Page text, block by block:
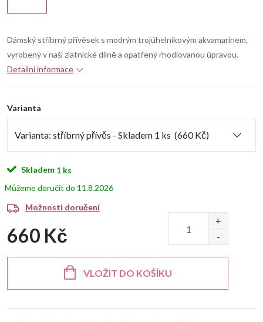
Dámský stříbrný přívěsek s modrým trojúhelníkovým akvamarínem,
vyrobený v naší zlatnické dílně a opatřený rhodiovanou úpravou.
Detailní informace
Varianta
Skladem 1 ks
11.8.2026
Možnosti doručení
660 Kč
VLOŽIT DO KOŠÍKU